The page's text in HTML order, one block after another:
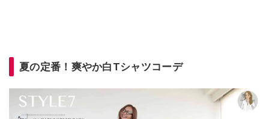
夏の定番！爽やか白Tシャツコーデ